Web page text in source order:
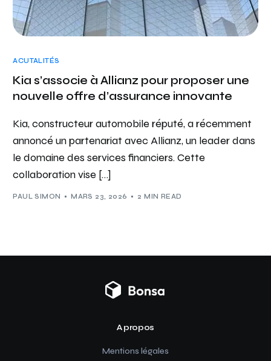
ACUTALITÉS
Kia s’associe à Allianz pour proposer une
nouvelle offre d’assurance innovante
Kia, constructeur automobile réputé, a récemment
annoncé un partenariat avec Allianz, un leader dans
le domaine des services financiers. Cette
collaboration vise […]
PAUL SIMON MARS 23, 2026 2 MIN READ
A propos
Mentions légales